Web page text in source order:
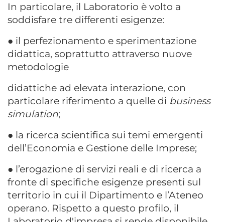
In particolare, il Laboratorio è volto a
soddisfare tre differenti esigenze:
● il perfezionamento e sperimentazione
didattica, soprattutto attraverso nuove
metodologie
didattiche ad elevata interazione, con
particolare riferimento a quelle di business
simulation;
● la ricerca scientifica sui temi emergenti
dell’Economia e Gestione delle Imprese;
● l’erogazione di servizi reali e di ricerca a
fronte di specifiche esigenze presenti sul
territorio in cui il Dipartimento e l’Ateneo
operano. Rispetto a questo profilo, il